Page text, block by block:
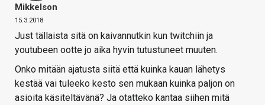
Mikkelson
15.3.2018
Just tällaista sitä on kaivannutkin kun twitchiin ja
youtubeen ootte jo aika hyvin tutustuneet muuten.
Onko mitään ajatusta siitä että kuinka kauan lähetys
kestää vai tuleeko kesto sen mukaan kuinka paljon on
asioita käsiteltävänä? Ja otatteko kantaa siihen mitä